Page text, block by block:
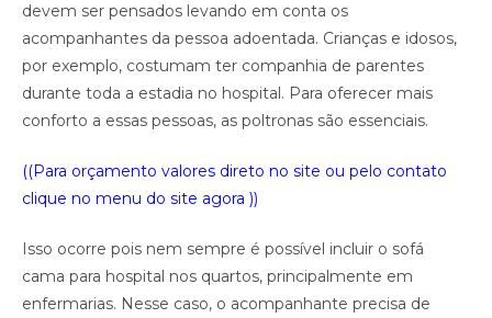
devem ser pensados levando em conta os
acompanhantes da pessoa adoentada. Crianças e idosos,
por exemplo, costumam ter companhia de parentes
durante toda a estadia no hospital. Para oferecer mais
conforto a essas pessoas, as poltronas são essenciais.
((Para orçamento valores direto no site ou pelo contato
clique no menu do site agora ))
Isso ocorre pois nem sempre é possível incluir o sofá
cama para hospital nos quartos, principalmente em
enfermarias. Nesse caso, o acompanhante precisa de